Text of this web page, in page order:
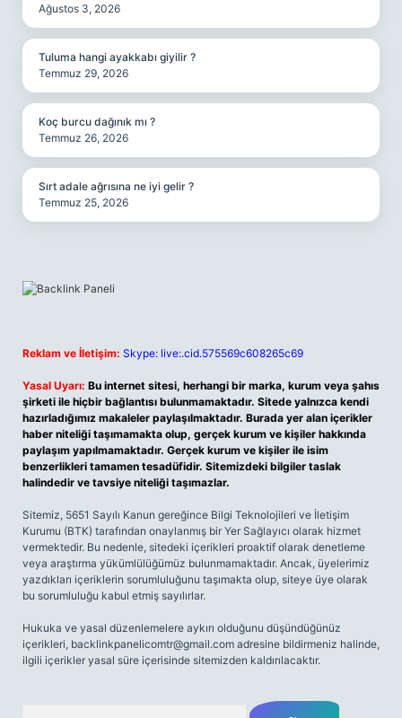
Ağustos 3, 2026
Tuluma hangi ayakkabı giyilir ?
Temmuz 29, 2026
Koç burcu dağınık mı ?
Temmuz 26, 2026
Sırt adale ağrısına ne iyi gelir ?
Temmuz 25, 2026
Reklam ve İletişim: Skype: live:.cid.575569c608265c69
Yasal Uyarı: Bu internet sitesi, herhangi bir marka, kurum veya şahıs
şirketi ile hiçbir bağlantısı bulunmamaktadır. Sitede yalnızca kendi
hazırladığımız makaleler paylaşılmaktadır. Burada yer alan içerikler
haber niteliği taşımamakta olup, gerçek kurum ve kişiler hakkında
paylaşım yapılmamaktadır. Gerçek kurum ve kişiler ile isim
benzerlikleri tamamen tesadüfidir. Sitemizdeki bilgiler taslak
halindedir ve tavsiye niteliği taşımazlar.
Sitemiz, 5651 Sayılı Kanun gereğince Bilgi Teknolojileri ve İletişim
Kurumu (BTK) tarafından onaylanmış bir Yer Sağlayıcı olarak hizmet
vermektedir. Bu nedenle, sitedeki içerikleri proaktif olarak denetleme
veya araştırma yükümlülüğümüz bulunmamaktadır. Ancak, üyelerimiz
yazdıkları içeriklerin sorumluluğunu taşımakta olup, siteye üye olarak
bu sorumluluğu kabul etmiş sayılırlar.
Hukuka ve yasal düzenlemelere aykırı olduğunu düşündüğünüz
içerikleri, backlinkpanelicomtr@gmail.com adresine bildirmeniz halinde,
ilgili içerikler yasal süre içerisinde sitemizden kaldırılacaktır.